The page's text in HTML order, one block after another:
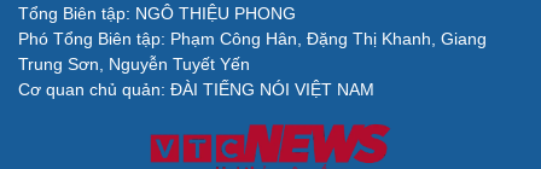
Tổng Biên tập: NGÔ THIỆU PHONG
Phó Tổng Biên tập: Phạm Công Hân, Đặng Thị Khanh, Giang
Trung Sơn, Nguyễn Tuyết Yến
Cơ quan chủ quản: ĐÀI TIẾNG NÓI VIỆT NAM